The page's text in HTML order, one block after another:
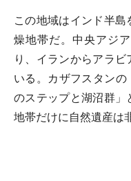
この地域はインド半
燥地帯だ。中央アジ
り、イランからアラ
いる。カザフスタン
のステップと湖沼群」
地帯だけに自然遺産は